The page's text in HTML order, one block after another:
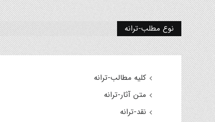
نوع مطلب-ترانه
کلیه مطالب-ترانه
متن آثار-ترانه
نقد-ترانه